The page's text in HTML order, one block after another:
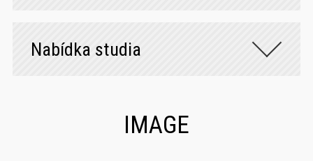
Nabídka studia
IMAGE